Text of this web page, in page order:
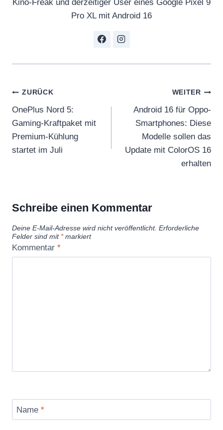
Kino-Freak und derzeitiger User eines Google Pixel 9
Pro XL mit Android 16
Beitragsnavigation
ZURÜCK
OnePlus Nord 5:
Gaming-Kraftpaket mit
Premium-Kühlung
startet im Juli
WEITER
Android 16 für Oppo-
Smartphones: Diese
Modelle sollen das
Update mit ColorOS 16
erhalten
Schreibe einen Kommentar
Deine E-Mail-Adresse wird nicht veröffentlicht. Erforderliche
Felder sind mit *markiert
Kommentar *
Name *